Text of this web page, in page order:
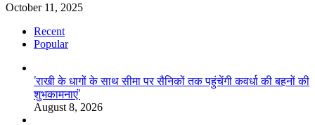
October 11, 2025
Recent
Popular
’राखी के धागों के साथ सीमा पर सैनिकों तक पहुंचेंगी कवर्धा की बहनों की
शुभकामनाएं’
August 8, 2026